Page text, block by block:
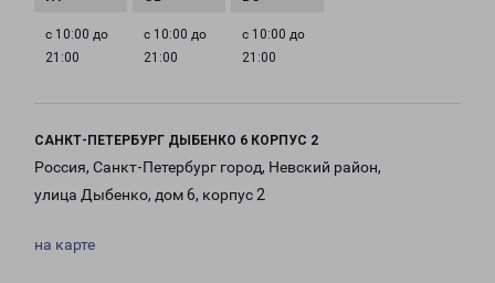
с 10:00 до
21:00
с 10:00 до
21:00
с 10:00 до
21:00
САНКТ-ПЕТЕРБУРГ ДЫБЕНКО 6 КОРПУС 2
Россия, Санкт-Петербург город, Невский район,
улица Дыбенко, дом 6, корпус 2
на карте